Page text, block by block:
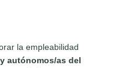
la empleabilidad
autónomos/as del